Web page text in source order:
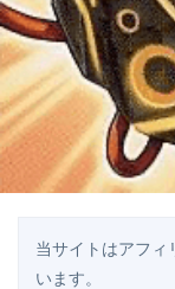
当サイトはアフィ
います。